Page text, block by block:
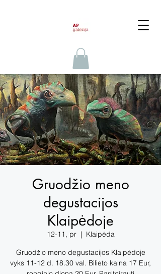
Gruodžio meno
degustacijos
Klaipėdoje
12-11, pr
  |
Klaipėda
Gruodžio meno degustacijos Klaipėdoje
vyks 11-12 d. 18.30 val. Bilieto kaina 17 Eur,